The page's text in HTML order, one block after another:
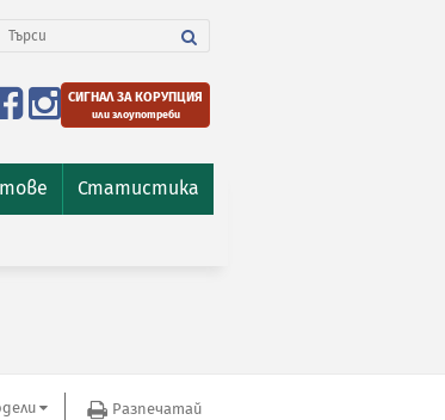
СИГНАЛ ЗА КОРУПЦИЯ
или злоупотреби
Статистика
Разпечатай